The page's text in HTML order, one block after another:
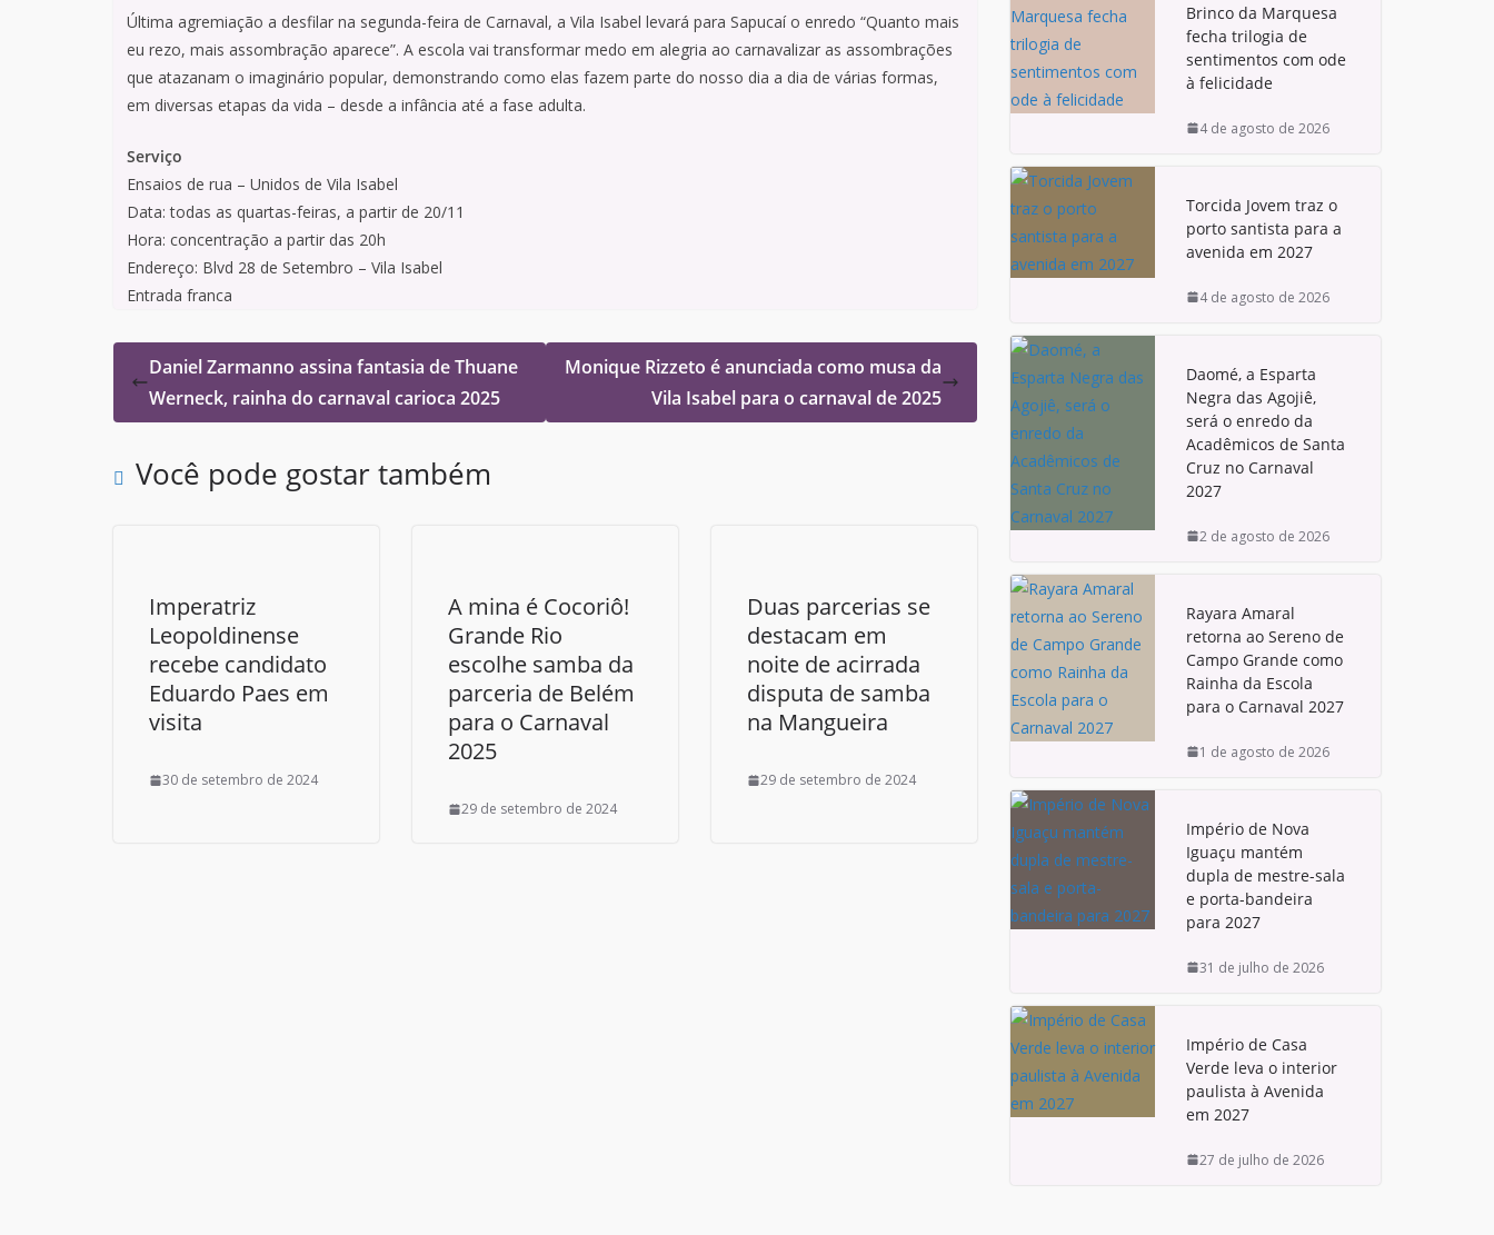
Última agremiação a desfilar na segunda-feira de Carnaval, a Vila Isabel levará para Sapucaí o enredo “Quanto mais
eu rezo, mais assombração aparece”. A escola vai transformar medo em alegria ao carnavalizar as assombrações
que atazanam o imaginário popular, demonstrando como elas fazem parte do nosso dia a dia de várias formas,
em diversas etapas da vida – desde a infância até a fase adulta.
Serviço
Ensaios de rua – Unidos de Vila Isabel
Data: todas as quartas-feiras, a partir de 20/11
Hora: concentração a partir das 20h
Endereço: Blvd 28 de Setembro – Vila Isabel
Entrada franca
Daniel Zarmanno assina fantasia de Thuane
Werneck, rainha do carnaval carioca 2025
Monique Rizzeto é anunciada como musa da
Vila Isabel para o carnaval de 2025
Você pode gostar também
Imperatriz
Leopoldinense
recebe candidato
Eduardo Paes em
visita
30 de setembro de 2024
A mina é Cocoriô!
Grande Rio
escolhe samba da
parceria de Belém
para o Carnaval
2025
29 de setembro de 2024
Duas parcerias se
destacam em
noite de acirrada
disputa de samba
na Mangueira
29 de setembro de 2024
Brinco da Marquesa
fecha trilogia de
sentimentos com ode
à felicidade
4 de agosto de 2026
Torcida Jovem traz o
porto santista para a
avenida em 2027
4 de agosto de 2026
Daomé, a Esparta
Negra das Agojiê,
será o enredo da
Acadêmicos de Santa
Cruz no Carnaval
2027
2 de agosto de 2026
Rayara Amaral
retorna ao Sereno de
Campo Grande como
Rainha da Escola
para o Carnaval 2027
1 de agosto de 2026
Império de Nova
Iguaçu mantém
dupla de mestre-sala
e porta-bandeira
para 2027
31 de julho de 2026
Império de Casa
Verde leva o interior
paulista à Avenida
em 2027
27 de julho de 2026